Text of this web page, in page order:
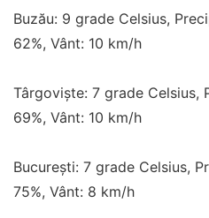
Buzău: 9 grade Celsius,
62%, Vânt: 10 km/h
Târgoviște: 7 grade Celsius,
69%, Vânt: 10 km/h
București: 7 grade Celsius,
75%, Vânt: 8 km/h